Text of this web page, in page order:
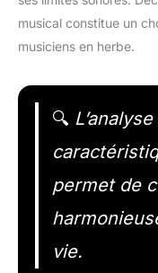
musical constitue un
musiciens en herbe.
🔍
permet de
vie.